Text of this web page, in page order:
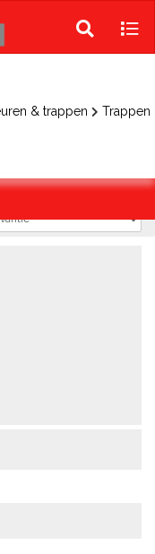
Toggle
search
& trappen
Trappen